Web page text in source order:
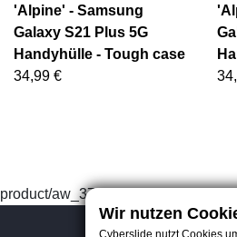
'Alpine' - Samsung
Galaxy S21 Plus 5G
Handyhülle - Tough case
34,99 €
product/aw_37013965303
Wir nutzen
Cyberslide nutzt Cookies